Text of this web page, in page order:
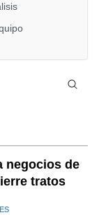
negocios de
tratos